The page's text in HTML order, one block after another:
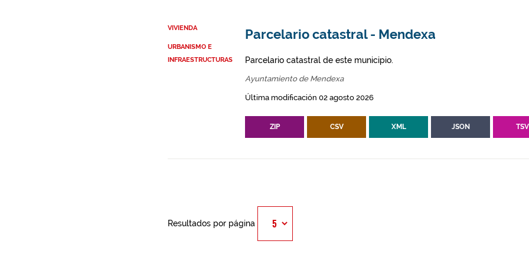
VIVIENDA
URBANISMO E
INFRAESTRUCTURAS
Parcelario catastral - Mendexa
Parcelario catastral de este municipio.
Ayuntamiento de Mendexa
Última modificación 02 agosto 2026
ZIP CSV XML JSON TSV
Resultados por página